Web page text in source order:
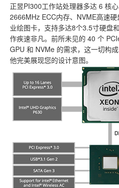
正昱PI300工作站处理器多达 6 核
2666MHz ECC内存、NVME高速
业绘图卡，支持多达8个3.5寸硬盘
作疾速非凡。前所未见的 40 个
GPU 和 NVMe 的需求，这一切构
他完美展现您的设计意图。